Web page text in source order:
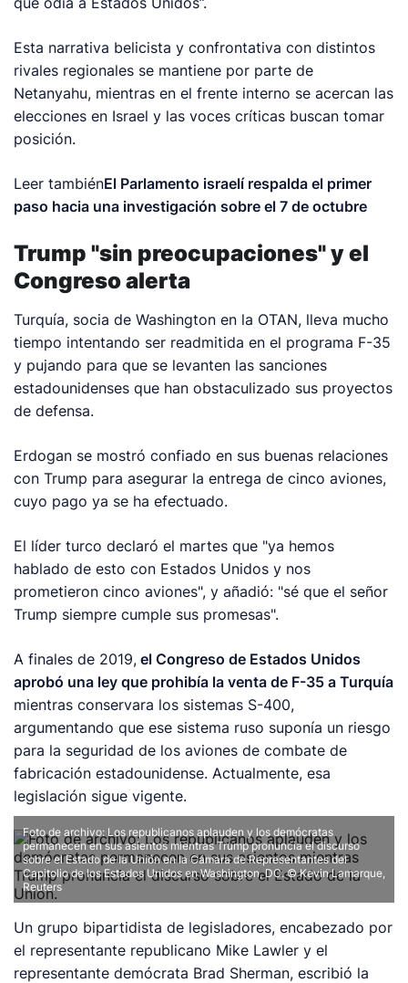
Esta narrativa belicista y confrontativa con distintos
rivales regionales se mantiene por parte de
Netanyahu, mientras en el frente interno se acercan las
elecciones en Israel y las voces críticas buscan tomar
posición.
Leer tambiénEl Parlamento israelí respalda el primer
paso hacia una investigación sobre el 7 de octubre
Trump "sin preocupaciones" y el
Congreso alerta
Turquía, socia de Washington en la OTAN, lleva mucho
tiempo intentando ser readmitida en el programa F-35
y pujando para que se levanten las sanciones
estadounidenses que han obstaculizado sus proyectos
de defensa.
Erdogan se mostró confiado en sus buenas relaciones
con Trump para asegurar la entrega de cinco aviones,
cuyo pago ya se ha efectuado.
El líder turco declaró el martes que "ya hemos
hablado de esto con Estados Unidos y nos
prometieron cinco aviones", y añadió: "sé que el señor
Trump siempre cumple sus promesas".
A finales de 2019, el Congreso de Estados Unidos
aprobó una ley que prohibía la venta de F-35 a Turquía
mientras conservara los sistemas S-400,
argumentando que ese sistema ruso suponía un riesgo
para la seguridad de los aviones de combate de
fabricación estadounidense. Actualmente, esa
legislación sigue vigente.
Foto de archivo: Los republicanos aplauden y los demócratas
permanecen en sus asientos mientras Trump pronuncia el discurso
sobre el Estado de la Unión en la Cámara de Representantes del
Capitolio de los Estados Unidos en Washington, DC. © Kevin Lamarque,
Reuters
Un grupo bipartidista de legisladores, encabezado por
el representante republicano Mike Lawler y el
representante demócrata Brad Sherman, escribió la